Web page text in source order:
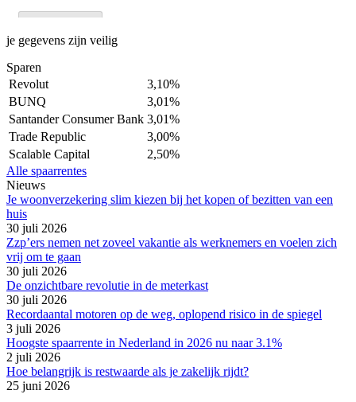
je gegevens zijn veilig
Sparen
Revolut
3,10%
BUNQ
3,01%
Santander Consumer Bank 3,01%
Trade Republic
3,00%
Scalable Capital
2,50%
Alle spaarrentes
Nieuws
Je woonverzekering slim kiezen bij het kopen of bezitten van een
huis
30 juli 2026
Zzp’ers nemen net zoveel vakantie als werknemers en voelen zich
vrij om te gaan
30 juli 2026
De onzichtbare revolutie in de meterkast
30 juli 2026
Recordaantal motoren op de weg, oplopend risico in de spiegel
3 juli 2026
Hoogste spaarrente in Nederland in 2026 nu naar 3.1%
2 juli 2026
Hoe belangrijk is restwaarde als je zakelijk rijdt?
25 juni 2026